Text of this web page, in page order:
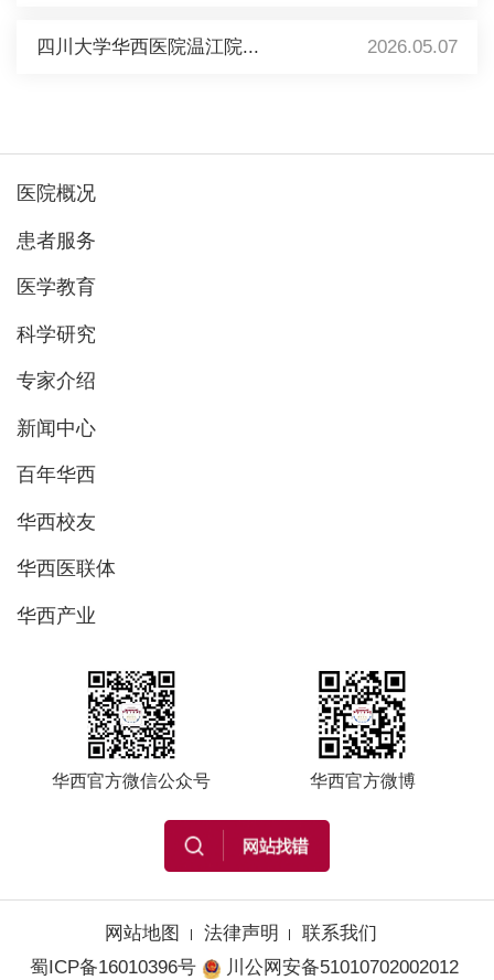
四川大学华西医院温江院... 2026.05.07
医院概况
患者服务
医学教育
科学研究
专家介绍
新闻中心
百年华西
华西校友
华西医联体
华西产业
华西官方微信公众号 华西官方微博
网站地图 法律声明
联系我们
蜀ICP备16010396号
川公网安备51010702002012